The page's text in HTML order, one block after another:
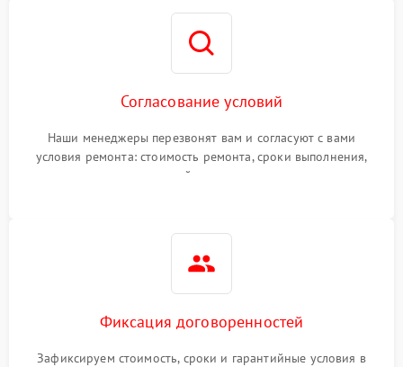
Согласование условий
Наши менеджеры перезвонят вам и согласуют с вами
условия ремонта: стоимость ремонта, сроки выполнения,
гарантийные условия
Фиксация договоренностей
Зафиксируем стоимость, сроки и гарантийные условия в